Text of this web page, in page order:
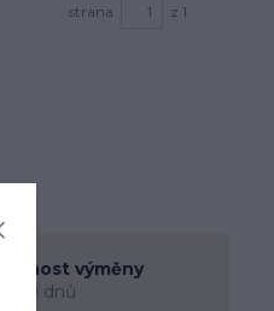
strana z 1
Možnost výměny
do 30 dnů